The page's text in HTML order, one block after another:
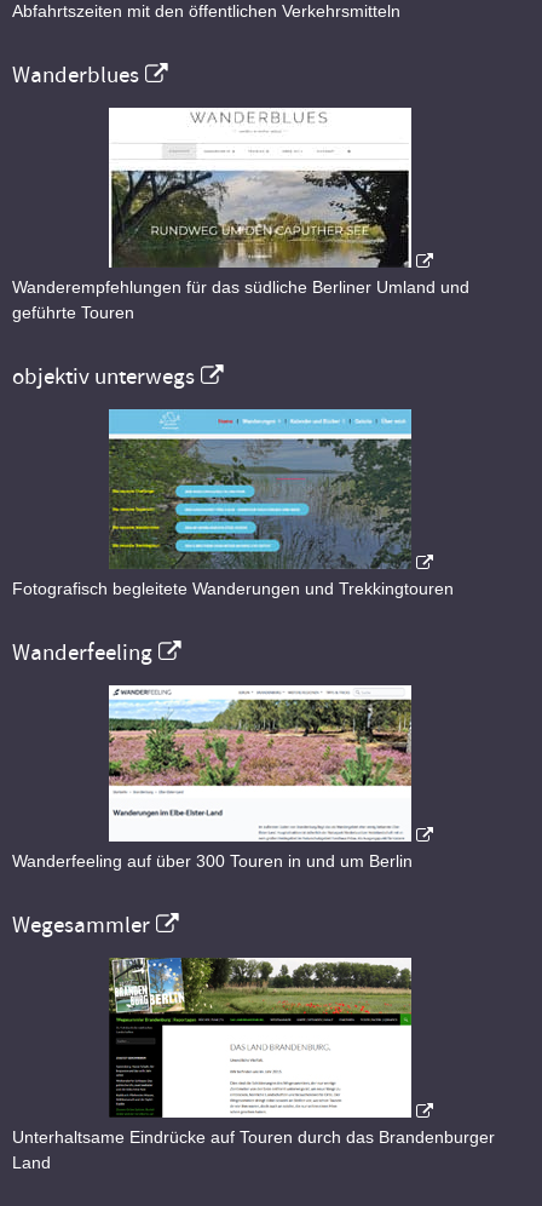
Abfahrtszeiten mit den öffentlichen Verkehrsmitteln
Wanderblues
Wanderempfehlungen für das südliche Berliner Umland und
geführte Touren
objektiv unterwegs
Fotografisch begleitete Wanderungen und Trekkingtouren
Wanderfeeling
Wanderfeeling auf über 300 Touren in und um Berlin
Wegesammler
Unterhaltsame Eindrücke auf Touren durch das Brandenburger
Land